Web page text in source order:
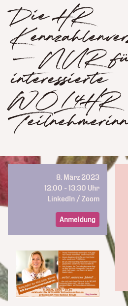
Die HR
– NUR
interessierte
WOL4HR
8. März 2023
12:00 - 13:30 Uhr
LinkedIn / Zoom
Anmeldung